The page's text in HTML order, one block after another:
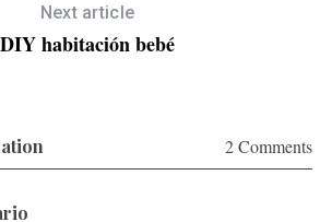
Next article
DIY habitación bebé
2 Comments